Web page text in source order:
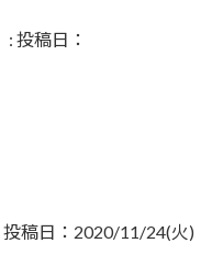
: 投稿日：
投稿日：2020/11/24(火)